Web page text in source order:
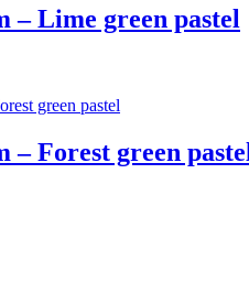
– Lime green pastel
Forest green pastel